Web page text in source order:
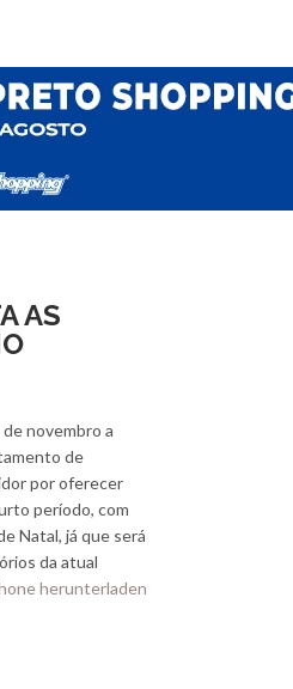
AS
novembro a
de
por oferecer
período, com
Natal, já que será
da atual
herunterladen